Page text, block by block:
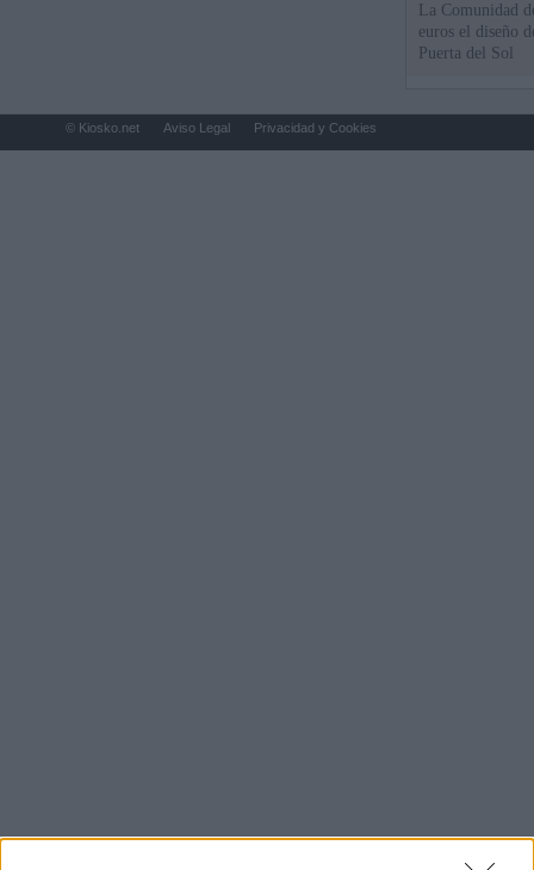
La Comunidad
euros el diseño
Puerta del Sol
© Kiosko.net Aviso Legal Privacidad y Cookies